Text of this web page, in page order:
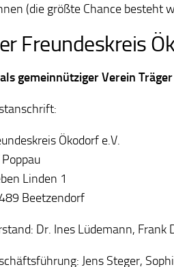
(die größte Chance besteht
Freundeskreis
gemeinnütziger Verein
Ökodorf e.V.
Poppau
Linden 1
Beetzendorf
Dr. Ines Lüdemann, Frank
Jens Steger,